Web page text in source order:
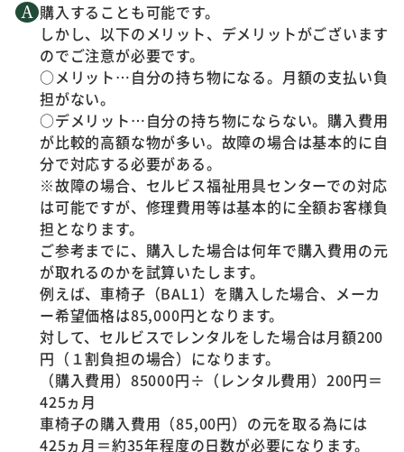
購入することも可能です。
しかし、以下のメリット、デメリットがございます
のでご注意が必要です。
○メリット…自分の持ち物になる。月額の支払い負
担がない。
○デメリット…自分の持ち物にならない。購入費用
が比較的高額な物が多い。故障の場合は基本的に自
分で対応する必要がある。
※故障の場合、セルビス福祉用具センターでの対応
は可能ですが、修理費用等は基本的に全額お客様負
担となります。
ご参考までに、購入した場合は何年で購入費用の元
が取れるのかを試算いたします。
例えば、車椅子（BAL1）を購入した場合、メーカ
ー希望価格は85,000円となります。
対して、セルビスでレンタルをした場合は月額200
円（１割負担の場合）になります。
（購入費用）85000円÷（レンタル費用）200円＝
425ヵ月
車椅子の購入費用（85,00円）の元を取る為には
425ヵ月＝約35年程度の日数が必要になります。